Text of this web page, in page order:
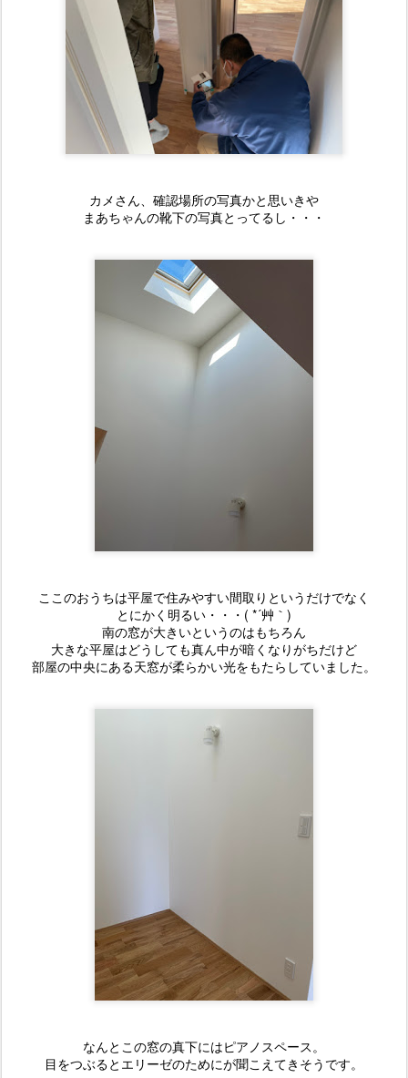
カメさん、確認場所の写真かと思いきや
まあちゃんの靴下の写真とってるし・・・
ここのおうちは平屋で住みやすい間取りというだけでなく
とにかく明るい・・・( *´艸｀)
南の窓が大きいというのはもちろん
大きな平屋はどうしても真ん中が暗くなりがちだけど
部屋の中央にある天窓が柔らかい光をもたらしていました。
なんとこの窓の真下にはピアノスペース。
目をつぶるとエリーゼのためにが聞こえてきそうです。